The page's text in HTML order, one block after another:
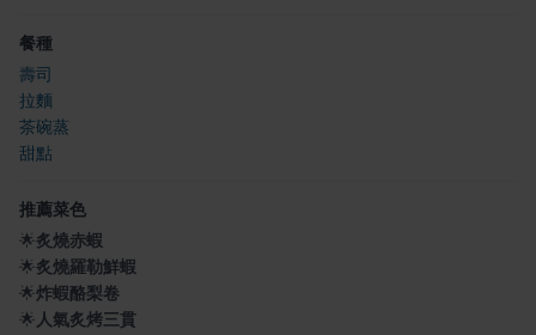
餐種
壽司
拉麵
茶碗蒸
甜點
推薦菜色
🌟炙燒赤蝦
🌟炙燒羅勒鮮蝦
🌟炸蝦酪梨卷
🌟人氣炙烤三貫